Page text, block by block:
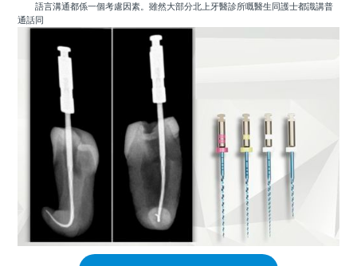
語言溝通都係一個考慮因素。雖然大部分北上牙醫診所嘅醫生同護士都識講普
通話同